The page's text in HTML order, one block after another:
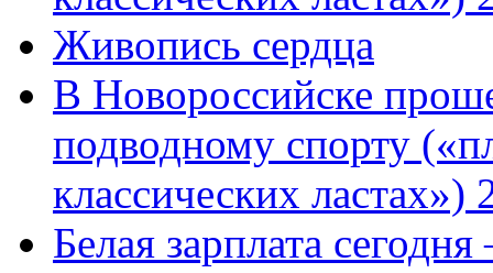
Живопись сердца
В Новороссийске
подводному спорту
классических ластах»)
Белая зарплата